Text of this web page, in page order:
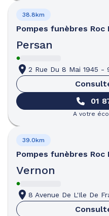
Pompes funèbres Roc
Persan
38.8km
2 Rue Du 8 Mai 1945 -
01
A votre
Pompes funèbres Roc
Vernon
39.0km
8 Avenue De L'Ile De